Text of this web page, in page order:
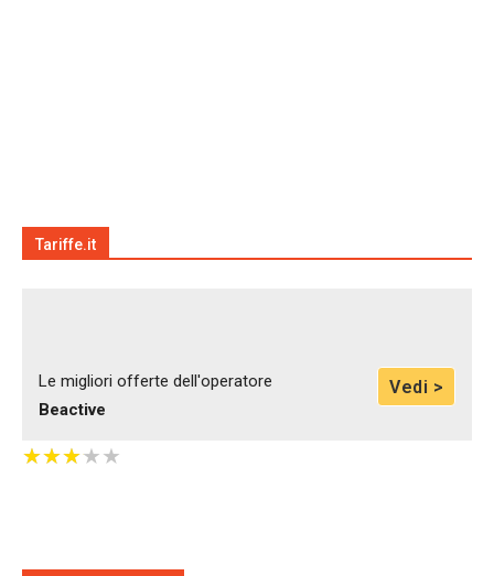
Tariffe.it
Le migliori offerte dell'operatore
Beactive
Vedi >
★★★★★
★★★★★